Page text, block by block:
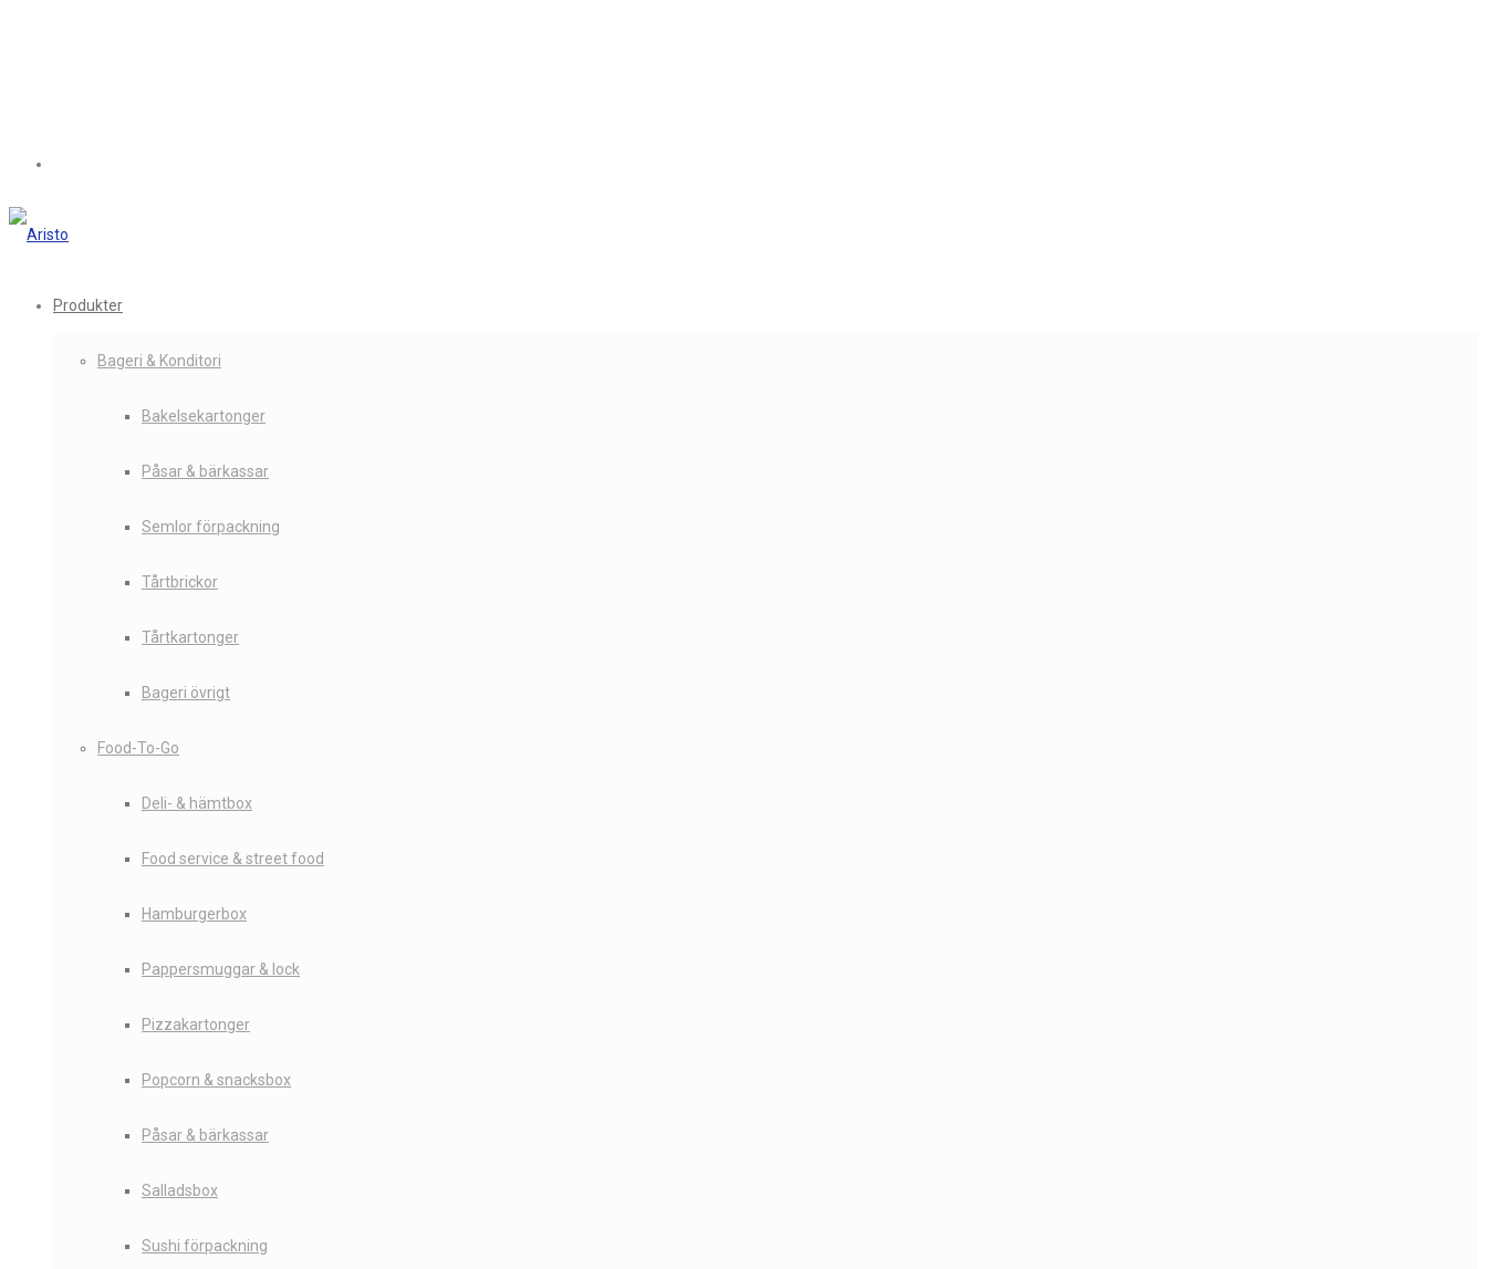
Produkter
Bageri & Konditori
Bakelsekartonger
Påsar & bärkassar
Semlor förpackning
Tårtbrickor
Tårtkartonger
Bageri övrigt
Food-To-Go
Deli- & hämtbox
Food service & street food
Hamburgerbox
Pappersmuggar & lock
Pizzakartonger
Popcorn & snacksbox
Påsar & bärkassar
Salladsbox
Sushi förpackning